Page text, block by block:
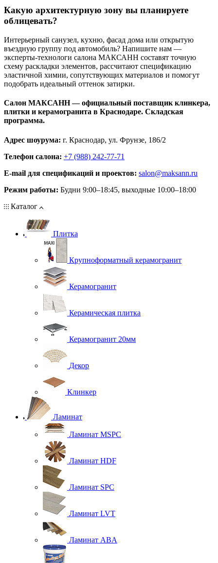
Какую архитектурную зону вы планируете
облицевать?
Интерьерный санузел, кухню, фасад дома или открытую
въездную группу под автомобиль? Напишите нам —
эксперты‑технологи салона МАКСАНН составят точную
схему раскладки элементов, рассчитают спецификацию
эластичной химии, сопутствующих материалов и помогут
подобрать идеальный оттенок затирки.
Салон МАКСАНН — официальный поставщик клинкера,
плитки и керамогранита в Краснодаре. Складская
программа.
Адрес шоурума: г. Краснодар, ул. Фрунзе, 186/2
Телефон салона: +7 (988) 242-77-71
E‑mail для спецификаций и проектов: salon@maksann.ru
Режим работы: Будни 9:00–18:45, выходные 10:00–18:00
Каталог
Плитка
Крупноформатный керамогранит
Керамогранит
Керамическая плитка
Керамогранит 20мм
Декор
Клинкер
Ламинат
Ламинат MSPC
Ламинат HDF
Ламинат SPC
Ламинат LVT
Ламинат ABA